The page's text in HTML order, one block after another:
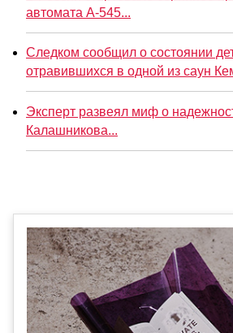
автомата А-545...
Следком сообщил о состоянии
отравившихся в одной из саун
Эксперт развеял миф о
Калашникова...